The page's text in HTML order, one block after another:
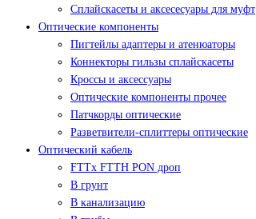
Сплайскасеты и аксесесуары для муфт
Оптические компоненты
Пигтейлы адаптеры и атенюаторы
Коннекторы гильзы сплайскасеты
Кроссы и аксессуары
Оптические компоненты прочее
Патчкорды оптические
Разветвители-сплиттеры оптические
Оптический кабель
FTTx FTTH PON дроп
В грунт
В канализацию